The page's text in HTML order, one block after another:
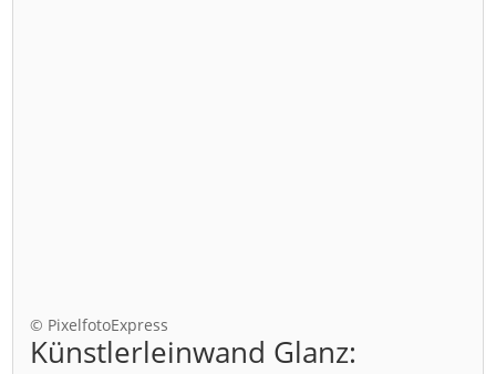
© PixelfotoExpress
Künstlerleinwand Glanz: